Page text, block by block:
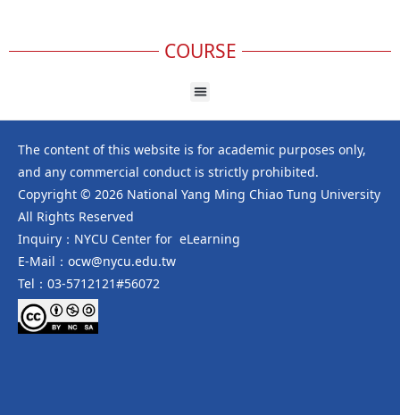
COURSE
The content of this website is for academic purposes only,
and any commercial conduct is strictly prohibited.
Copyright © 2026 National Yang Ming Chiao Tung University
All Rights Reserved
Inquiry：NYCU Center for eLearning
E-Mail：ocw@nycu.edu.tw
Tel：03-5712121#56072